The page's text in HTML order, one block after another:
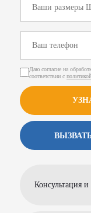
Даю согласие на
соответствии с
Консультация